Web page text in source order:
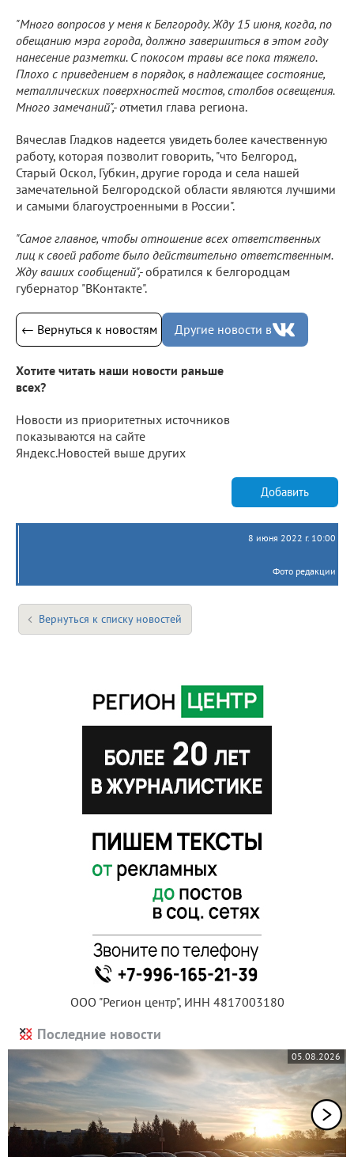
"Много вопросов у меня к Белгороду. Жду 15 июня, когда, по
обещанию мэра города, должно завершиться в этом году
нанесение разметки. С покосом травы все пока тяжело.
Плохо с приведением в порядок, в надлежащее состояние,
металлических поверхностей мостов, столбов освещения.
Много замечаний",- отметил глава региона.
Вячеслав Гладков надеется увидеть более качественную
работу, которая позволит говорить, "что Белгород,
Старый Оскол, Губкин, другие города и села нашей
замечательной Белгородской области являются лучшими
и самыми благоустроенными в России".
"Самое главное, чтобы отношение всех ответственных
лиц к своей работе было действительно ответственным.
Жду ваших сообщений",-обратился к белгородцам
губернатор "ВКонтакте".
← Вернуться к новостям Другие новости в
Хотите читать наши новости раньше
всех?
Новости из приоритетных источников
показываются на сайте
Яндекс.Новостей выше других
Добавить
8 июня 2022 г. 10:00
Фото редакции
Вернуться к списку новостей
ООО "Регион центр", ИНН 4817003180
Последние новости
05.08.2026